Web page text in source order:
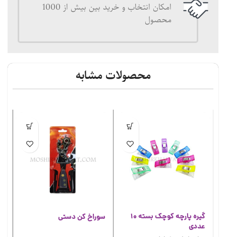
امکان انتخاب و خرید بین بیش از 1000
محصول
محصولات مشابه
گیره پارچه کوچک بسته 10
عددی
سوراخ کن دستی